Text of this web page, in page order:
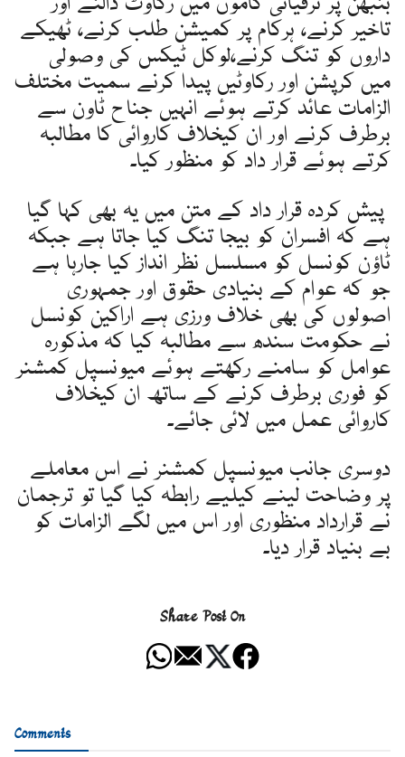
تاخیر کرنے، ہرکام پر کمیشن طلب کرنے، ٹھیکے
داروں کو تنگ کرنے،لوکل ٹیکس کی وصولی
میں کرپشن اور رکاوٹیں پیدا کرنے سمیت مختلف
الزامات عائد کرتے ہوئے انہیں جناح ٹاون سے
برطرف کرنے اور ان کیخلاف کاروائی کا مطالبہ
کرتے ہوئے قرار داد کو منظور کیا۔
پیش کردہ قرار داد کے متن میں یہ بھی کہا گیا
ہے کہ افسران کو بیجا تنگ کیا جاتا ہے جبکہ
ٹاؤن کونسل کو مسلسل نظر انداز کیا جارہا ہے
جو کہ عوام کے بنیادی حقوق اور جمہوری
اصولوں کی بھی خلاف ورزی ہے اراکین کونسل
نے حکومت سندھ سے مطالبہ کیا کہ مذکورہ
عوامل کو سامنے رکھتے ہوئے میونسپل کمشنر
کو فوری برطرف کرنے کے ساتھ ان کیخلاف
کاروائی عمل میں لائی جائے۔
دوسری جانب میونسپل کمشنر نے اس معاملے
پر وضاحت لینے کیلیے رابطہ کیا گیا تو ترجمان
نے قرارداد منظوری اور اس میں لگے الزامات کو
بے بنیاد قرار دیا۔
Share Post On
Comments